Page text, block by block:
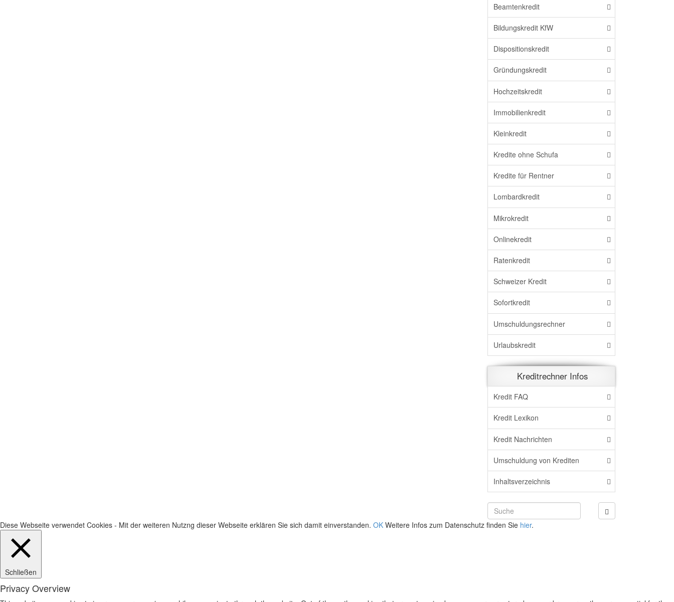
Beamtenkredit
Bildungskredit KfW
Dispositionskredit
Gründungskredit
Hochzeitskredit
Immobilienkredit
Kleinkredit
Kredite ohne Schufa
Kredite für Rentner
Lombardkredit
Mikrokredit
Onlinekredit
Ratenkredit
Schweizer Kredit
Sofortkredit
Umschuldungsrechner
Urlaubskredit
Kreditrechner Infos
Kredit FAQ
Kredit Lexikon
Kredit Nachrichten
Umschuldung von Krediten
Inhaltsverzeichnis
Diese Webseite verwendet Cookies - Mit der weiteren Nutzng dieser Webseite erklären Sie sich damit einverstanden. OK Weitere Infos zum Datenschutz finden Sie hier.
Schließen
Privacy Overview